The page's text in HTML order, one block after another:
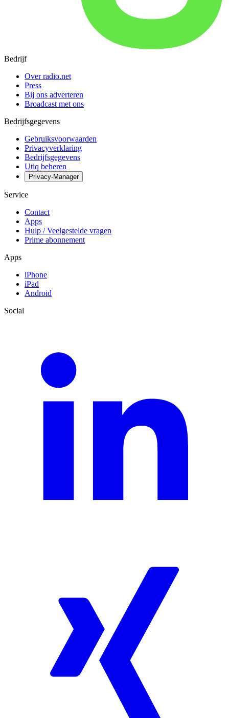
Bedrijf
Over radio.net
Press
Bij ons adverteren
Broadcast met ons
Bedrijfsgegevens
Gebruiksvoorwaarden
Privacyverklaring
Bedrijfsgegevens
Utiq beheren
Privacy-Manager
Service
Contact
Apps
Hulp / Veelgestelde vragen
Prime abonnement
Apps
iPhone
iPad
Android
Social